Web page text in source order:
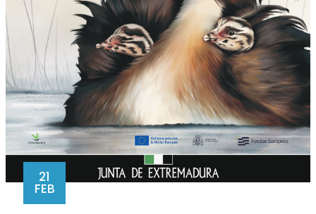
21
FEB